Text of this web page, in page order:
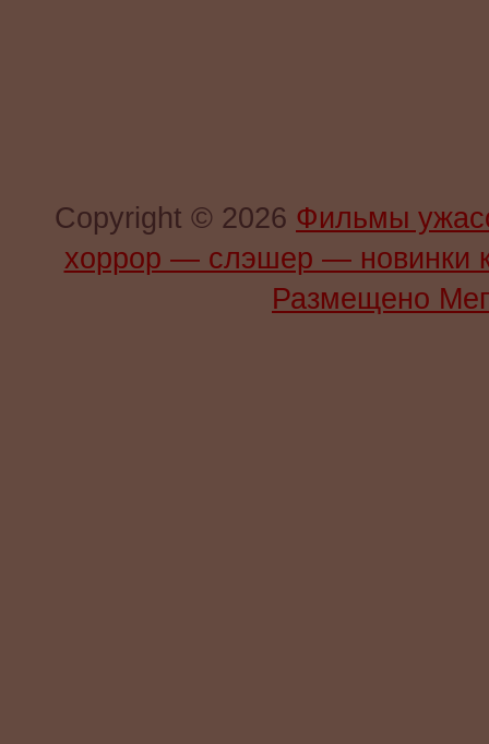
Copyright © 2026 Фильмы
хоррор — слэшер —
Размещено